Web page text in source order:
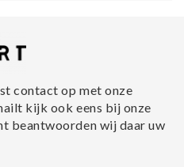
contact op met onze
kijk ook eens bij onze
beantwoorden wij daar uw